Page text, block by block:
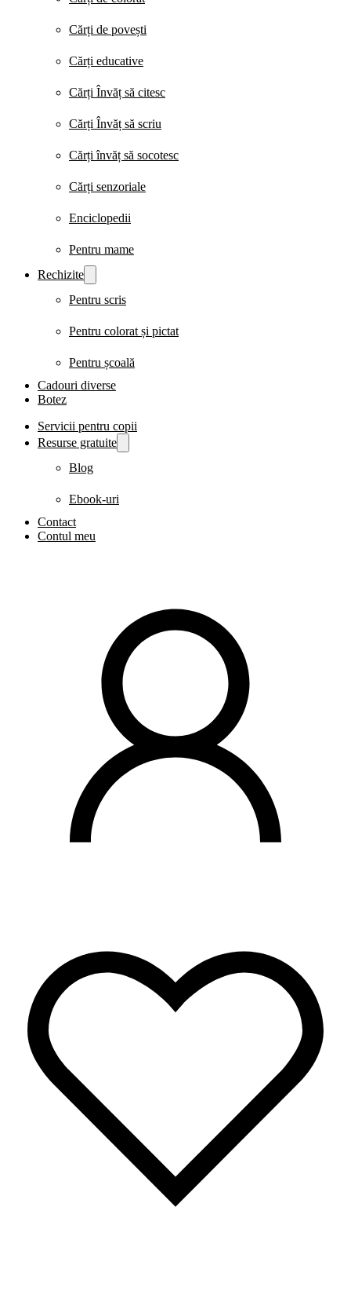
Cărți de povești
Cărți educative
Cărți Învăț să citesc
Cărți Învăț să scriu
Cărți învăț să socotesc
Cărți senzoriale
Enciclopedii
Pentru mame
Rechizite
Pentru scris
Pentru colorat și pictat
Pentru școală
Cadouri diverse
Botez
Servicii pentru copii
Resurse gratuite
Blog
Ebook-uri
Contact
Contul meu